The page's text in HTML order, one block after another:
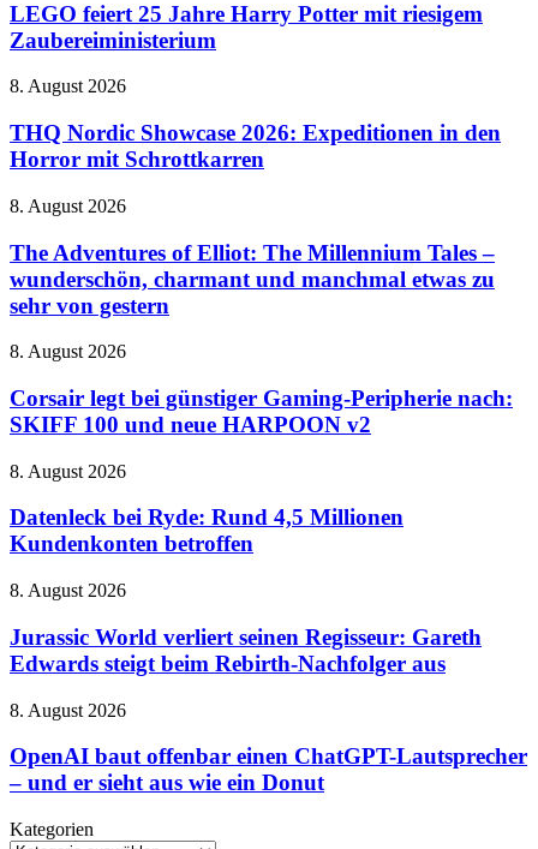
naher
Zukunft
dem
25
Jahre
Harry
mit
Zaubereiministerium
LEGO feiert 25 Jahre Harry Potter mit riesigem
Zaubereiministerium
THQ
Showcase
2026:
Expeditionen
den
mit
Schrottkarren
8. August 2026
THQ Nordic Showcase 2026: Expeditionen in den
Horror mit Schrottkarren
The
of
Elliot:
The
Millennium
–
charmant
und
etwas
sehr
von
gestern
8. August 2026
The Adventures of Elliot: The Millennium Tales –
wunderschön, charmant und manchmal etwas zu
sehr von gestern
Corsair
bei
günstiger
Gaming-
nach:
100
und
HARPOON
8. August 2026
Corsair legt bei günstiger Gaming-Peripherie nach:
SKIFF 100 und neue HARPOON v2
Datenleck
Ryde:
Rund
4,5
Kundenkonten
8. August 2026
Datenleck bei Ryde: Rund 4,5 Millionen
Kundenkonten betroffen
Jurassic
verliert
seinen
Regisseur:
Edwards
beim
Rebirth-
aus
8. August 2026
Jurassic World verliert seinen Regisseur: Gareth
Edwards steigt beim Rebirth-Nachfolger aus
OpenAI
offenbar
einen
ChatGPT-
–
8. August 2026
OpenAI baut offenbar einen ChatGPT-Lautsprecher
– und er sieht aus wie ein Donut
Kategorien